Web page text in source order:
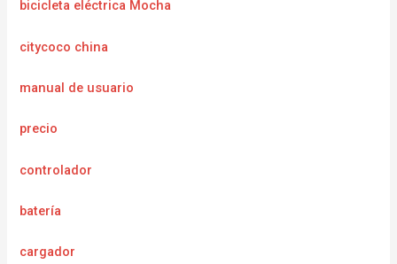
bicicleta eléctrica Mocha
citycoco china
manual de usuario
precio
controlador
batería
cargador